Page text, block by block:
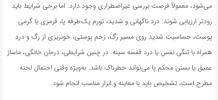
می‌شود، معمولاً فرصت بررسی غیراضطراری وجود دارد. اما برخی شرایط باید
زودتر ارزیابی شوند: درد ناگهانی و شدید، تورم یک‌طرفه پا، قرمزی یا گرمی
پوست، حساسیت شدید روی مسیر رگ، زخم پوستی، خونریزی از رگ و درد
همراه با تنگی نفس یا درد قفسه سینه. در چنین شرایطی، درمان خانگی، ماساژ
عمیق یا بستن محکم پا می‌تواند خطرناک باشد. به‌ویژه وقتی احتمال لخته
مطرح است، تشخیص باید با معاینه و ابزار مناسب انجام شود.